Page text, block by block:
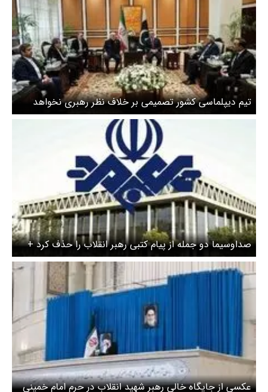
تیم دیپلماسی کشور تصمیمی بر خلاف نظر رهبری نخواهد
گرفت
صداوسیما دو جمله از پیام کتبی رهبر انقلاب را حذف کرد +
عذرخواهی
عکسی از جایگاه خالی رهبر شهید انقلاب در حرم امام خمینی